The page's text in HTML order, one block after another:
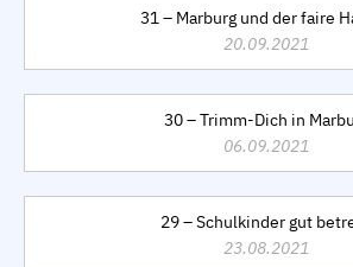
31 – Marburg und der faire
20.09.2021
30 – Trimm-Dich in
06.09.2021
29 – Schulkinder gut
23.08.2021